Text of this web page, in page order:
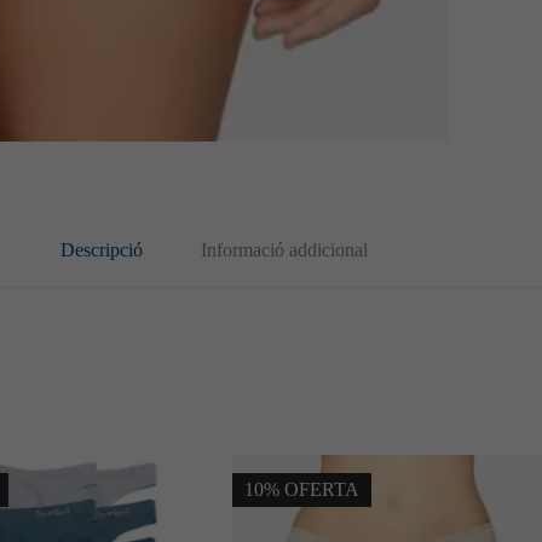
Descripció Informació addicional
10% OFERTA